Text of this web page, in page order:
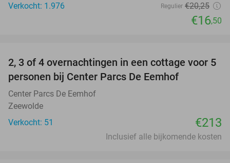
Verkocht: 1.976
Regulier €20,25
€16,50
2, 3 of 4 overnachtingen in een cottage voor 5
personen bij Center Parcs De Eemhof
Center Parcs De Eemhof
Zeewolde
Verkocht: 51
€213
Inclusief alle bijkomende kosten